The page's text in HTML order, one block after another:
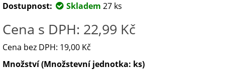
Dostupnost:
Skladem 27 ks
Cena s DPH: 22,99 Kč
Cena bez DPH: 19,00 Kč
Množství (Množstevní jednotka: ks)